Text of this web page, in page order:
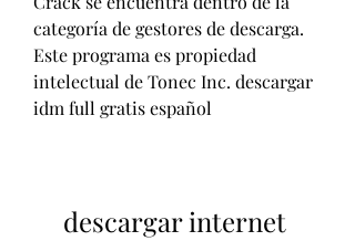
categoría de gestores de descarga.
Este programa es propiedad
intelectual de Tonec Inc. descargar
idm full gratis español
descargar internet